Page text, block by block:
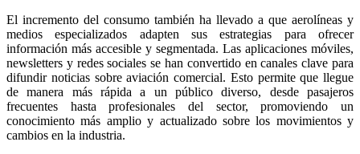
El incremento del consumo también ha llevado a que aerolíneas y
medios especializados adapten sus estrategias para ofrecer
información más accesible y segmentada. Las aplicaciones móviles,
newsletters y redes sociales se han convertido en canales clave para
difundir noticias sobre aviación comercial. Esto permite que llegue
de manera más rápida a un público diverso, desde pasajeros
frecuentes hasta profesionales del sector, promoviendo un
conocimiento más amplio y actualizado sobre los movimientos y
cambios en la industria.